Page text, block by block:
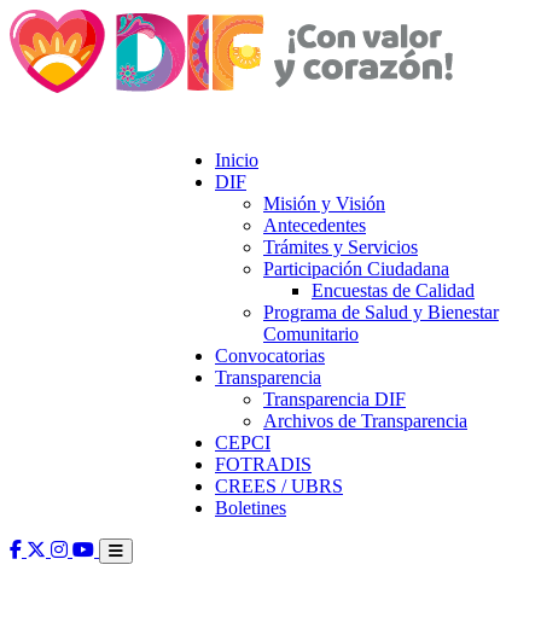
Inicio
DIF
Misión y Visión
Antecedentes
Trámites y Servicios
Participación Ciudadana
Encuestas de Calidad
Programa de Salud y Bienestar
Comunitario
Convocatorias
Transparencia
Transparencia DIF
Archivos de Transparencia
CEPCI
FOTRADIS
CREES / UBRS
Boletines